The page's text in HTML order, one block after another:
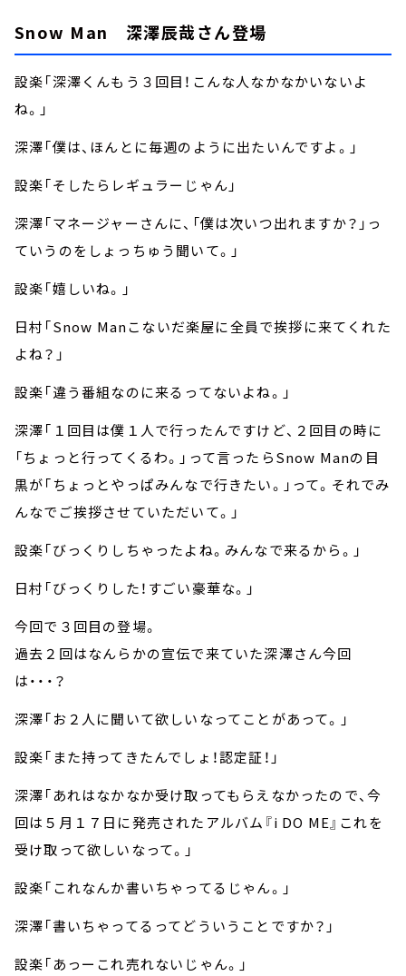
Snow Man 深澤辰哉さん登場
設楽「深澤くんもう３回目！こんな人なかなかいないよ
ね。」
深澤「僕は、ほんとに毎週のように出たいんですよ。」
設楽「そしたらレギュラーじゃん」
深澤「マネージャーさんに、「僕は次いつ出れますか？」っ
ていうのをしょっちゅう聞いて。」
設楽「嬉しいね。」
日村「Snow Manこないだ楽屋に全員で挨拶に来てくれた
よね？」
設楽「違う番組なのに来るってないよね。」
深澤「１回目は僕１人で行ったんですけど、２回目の時に
「ちょっと行ってくるわ。」って言ったらSnow Manの目
黒が「ちょっとやっぱみんなで行きたい。」って。それでみ
んなでご挨拶させていただいて。」
設楽「びっくりしちゃったよね。みんなで来るから。」
日村「びっくりした！すごい豪華な。」
今回で３回目の登場。
過去２回はなんらかの宣伝で来ていた深澤さん今回
は・・・？
深澤「お２人に聞いて欲しいなってことがあって。」
設楽「また持ってきたんでしょ！認定証！」
深澤「あれはなかなか受け取ってもらえなかったので、今
回は５月１７日に発売されたアルバム『i DO ME』これを
受け取って欲しいなって。」
設楽「これなんか書いちゃってるじゃん。」
深澤「書いちゃってるってどういうことですか？」
設楽「あっーこれ売れないじゃん。」